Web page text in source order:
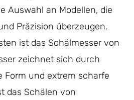
Auswahl an Modellen, die
Präzision überzeugen.
ist das Schälmesser von
zeichnet sich durch
Form und extrem scharfe
das Schälen von